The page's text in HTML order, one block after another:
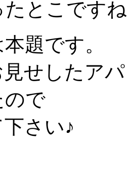
とこです
題です。
せしたア
ので
さい♪